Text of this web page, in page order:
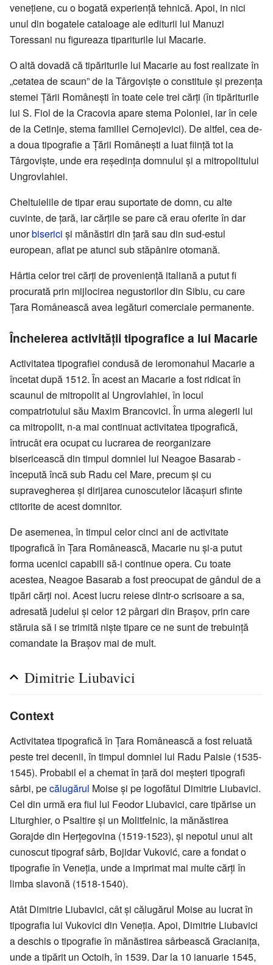
venețiene, cu o bogată experiență tehnică. Apoi, in nici
unul din bogatele cataloage ale editurii lui Manuzi
Toressani nu figureaza tipariturile lui Macarie.
O altă dovadă că tipăriturile lui Macarie au fost realizate în
„cetatea de scaun” de la Târgoviște o constituie și prezența
stemei Țării Românești în toate cele trei cărți (în tipăriturile
lui S. Fiol de la Cracovia apare stema Poloniei, iar în cele
de la Cetinje, stema familiei Cernojevici). De altfel, cea de-
a doua tipografie a Țării Românești a luat ființă tot la
Târgoviște, unde era reședința domnului și a mitropolitului
Ungrovlahiei.
Cheltuielile de tipar erau suportate de domn, cu alte
cuvinte, de țară, iar cărțile se pare că erau oferite în dar
unorbiserici și mănăstiri din țară sau din sud-estul
european, aflat pe atunci sub stăpânire otomană.
Hârtia celor trei cărți de proveniență italiană a putut fi
procurată prin mijlocirea negustorilor din Sibiu, cu care
Țara Românească avea legături comerciale permanente.
Încheierea activității tipografice a lui Macarie
Activitatea tipografiei condusă de ieromonahul Macarie a
încetat după 1512. În acest an Macarie a fost ridicat în
scaunul de mitropolit al Ungrovlahiei, în locul
compatriotului său Maxim Brancovici. În urma alegerii lui
ca mitropolit, n-a mai continuat activitatea tipografică,
întrucât era ocupat cu lucrarea de reorganizare
bisericească din timpul domniei lui Neagoe Basarab -
începută încă sub Radu cel Mare, precum și cu
supravegherea și dirijarea cunoscutelor lăcașuri sfinte
ctitorite de acest domnitor.
De asemenea, în timpul celor cinci ani de activitate
tipografică în Țara Românească, Macarie nu și-a putut
forma ucenici capabili să-i continue opera. Cu toate
acestea, Neagoe Basarab a fost preocupat de gândul de a
tipări cărți noi. Acest lucru reiese dintr-o scrisoare a sa,
adresată judelui și celor 12 pârgari din Brașov, prin care
stăruia să i se trimită niște tipare ce ne sunt de trebuință
comandate la Brașov mai de mult.
Dimitrie Liubavici
Context
Activitatea tipografică în Țara Românească a fost reluată
peste trei decenii, în timpul domniei lui Radu Paisie (1535-
1545). Probabil el a chemat în țară doi meșteri tipografi
sârbi, pecălugărul Moise și pe logofătul Dimitrie Liubavici.
Cel din urmă era fiul lui Feodor Liubavici, care tipărise un
Liturghier, o Psaltire și un Molitfelnic, la mănăstirea
Gorajde din Herțegovina (1519-1523), și nepotul unui alt
cunoscut tipograf sârb, Bojidar Vuković, care a fondat o
tipografie în Veneția, unde a imprimat mai multe cărți în
limba slavonă (1518-1540).
Atât Dimitrie Liubavici, cât și călugărul Moise au lucrat în
tipografia lui Vukovici din Veneția. Apoi, Dimitrie Liubavici
a deschis o tipografie în mănăstirea sârbească Gracianița,
unde a tipărit un Octoih, în 1539. Dar la 10 ianuarie 1545,